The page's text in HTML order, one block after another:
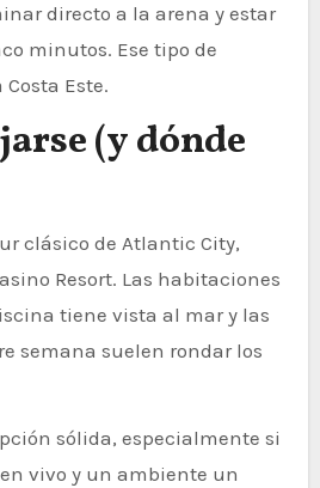
directo a la arena y estar
minutos. Ese tipo de
Este.
(y dónde
clásico de Atlantic City,
Resort. Las habitaciones
tiene vista al mar y las
semana suelen rondar los
sólida, especialmente si
vivo y un ambiente un